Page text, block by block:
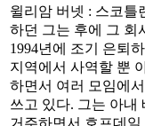
윌리암 버넷 : 스코틀
하던 그는 후에 그 회
1994년에 조기 은퇴
지역에서 사역할 뿐
하면서 여러 모임에
쓰고 있다. 그는 아내
거주하면서 호프데